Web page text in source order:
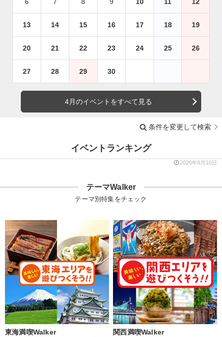
13 14 15 16 17 18 19
20 21 22 23 24 25 26
27 28 29 30
4月のイベントをすべて見る
条件を変更して検索
イベントランキング
2026年8月10日
テーマWalker
テーマ別特集をチェック
東海満喫Walker 関西満喫Walker